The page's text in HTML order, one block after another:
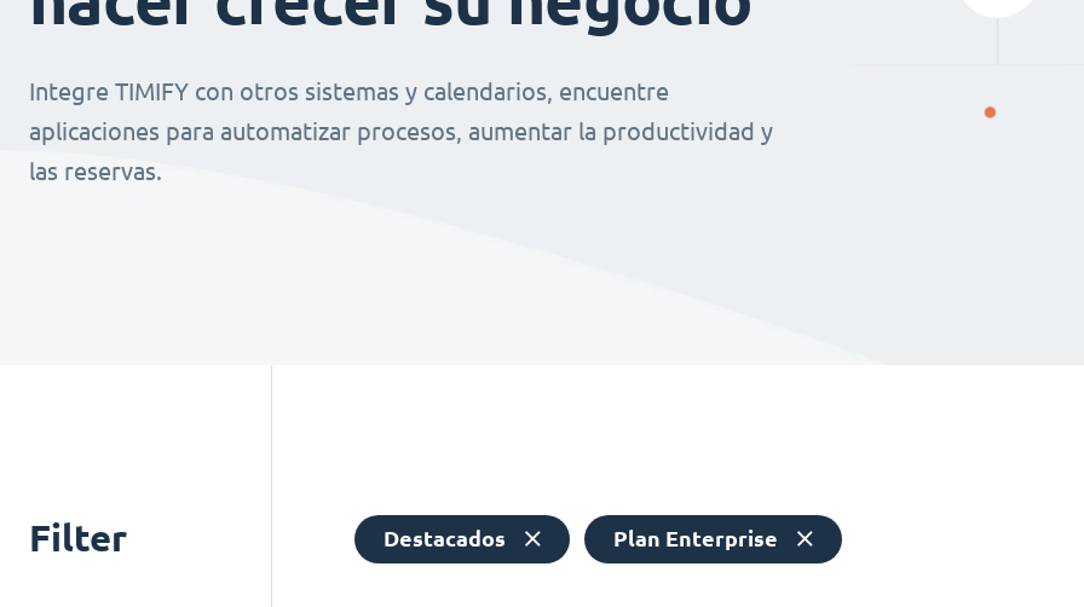
Integre TIMIFY con otros sistemas y calendarios, encuentre
aplicaciones para automatizar procesos, aumentar la productividad y
las reservas.
Filter Destacados Plan Enterprise